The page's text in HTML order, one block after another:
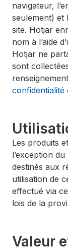
navigateur,
seulement) et
site. Hotjar
nom à l’aide
Hotjar ne
sont
confidentialité
Les produits
l’exception
destinés aux
utilisation de
effectué via
lois de la
Valeur